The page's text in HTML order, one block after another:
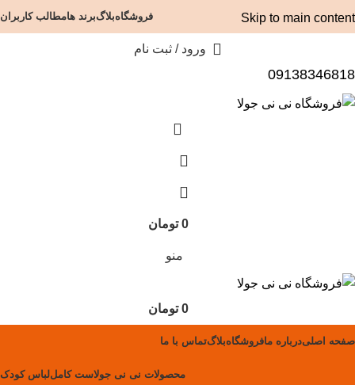
Skip to main content فروشگاهبلاگبرند هامطالب کاربران
ورود / ثبت نام
09138346818
0 تومان
منو
0 تومان
صفحه اصلیدرباره مافروشگاهبلاگتماس با ما
محصولات نی نی جولاست کامللباس کودک